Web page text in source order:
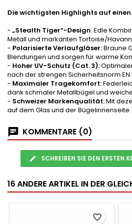
Die wichtigsten Highlights auf einen
- „Stealth Tiger“-Design: Edle
Metall und markanten Tortoise/
- Polarisierte Verlaufgläser:Braune
Blendungen und sorgen für warme
- Hoher UV-Schutz (Cat. 3):
nach der strengen Sicherheitsnorm EN
- Maximaler Tragekomfort:
dank schmaler Metallbügel und
- Schweizer Markenqualität:Mit
auf dem Glas und der Bügelinnenseite.
KOMMENTARE (0)
SCHREIBEN SIE DEN ERSTEN
16 ANDERE ARTIKEL IN DER
favorite_border